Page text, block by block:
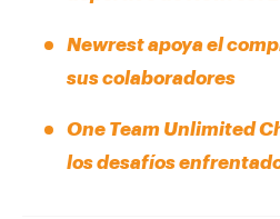
Newrest apoya el
sus colaboradores
One Team Unlimited
los desafíos